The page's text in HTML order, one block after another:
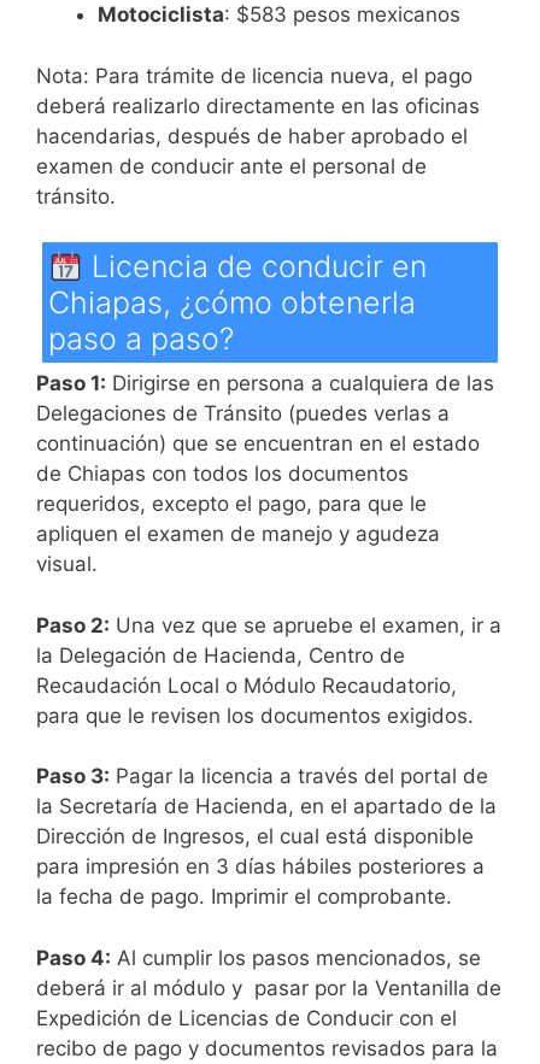
Motociclista: $583 pesos mexicanos
Nota: Para trámite de licencia nueva, el pago
deberá realizarlo directamente en las oficinas
hacendarias, después de haber aprobado el
examen de conducir ante el personal de
tránsito.
Licencia de conducir en
Chiapas, ¿cómo obtenerla
paso a paso?
Paso 1: Dirigirse en persona a cualquiera de las
Delegaciones de Tránsito (puedes verlas a
continuación) que se encuentran en el estado
de Chiapas con todos los documentos
requeridos, excepto el pago, para que le
apliquen el examen de manejo y agudeza
visual.
Paso 2: Una vez que se apruebe el examen, ir a
la Delegación de Hacienda, Centro de
Recaudación Local o Módulo Recaudatorio,
para que le revisen los documentos exigidos.
Paso 3: Pagar la licencia a través del portal de
la Secretaría de Hacienda, en el apartado de la
Dirección de Ingresos, el cual está disponible
para impresión en 3 días hábiles posteriores a
la fecha de pago. Imprimir el comprobante.
Paso 4: Al cumplir los pasos mencionados, se
deberá ir al módulo y pasar por la Ventanilla de
Expedición de Licencias de Conducir con el
recibo de pago y documentos revisados para la